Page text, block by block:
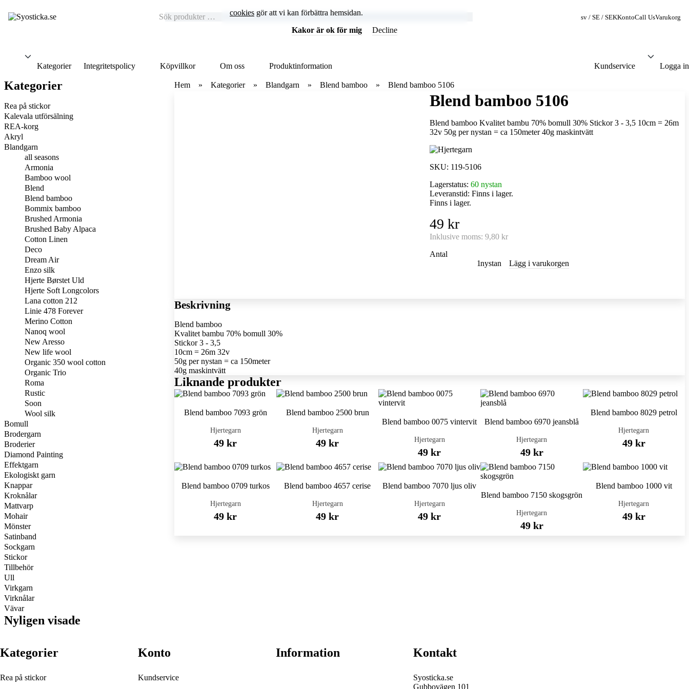
sv / SE / SEKKontoCall UsVarukorg
Kategorier Integritetspolicy Köpvillkor Om oss Produktinformation Kundservice Logga in
Kategorier
Rea på stickor
Kalevala utförsälning
REA-korg
Akryl
Blandgarn
all seasons
Armonia
Bamboo wool
Blend
Blend bamboo
Bommix bamboo
Brushed Armonia
Brushed Baby Alpaca
Cotton Linen
Deco
Dream Air
Enzo silk
Hjerte Børstet Uld
Hjerte Soft Longcolors
Lana cotton 212
Linie 478 Forever
Merino Cotton
Nanoq wool
New Aresso
New life wool
Organic 350 wool cotton
Organic Trio
Roma
Rustic
Soon
Wool silk
Bomull
Brodergarn
Broderier
Diamond Painting
Effektgarn
Ekologiskt garn
Knappar
Kroknålar
Mattvarp
Mohair
Mönster
Satinband
Sockgarn
Stickor
Tillbehör
Ull
Virkgarn
Virknålar
Vävar
Nyligen visade
Hem Kategorier Blandgarn Blend bamboo Blend bamboo 5106
Blend bamboo 5106
Blend bamboo Kvalitet bambu 70% bomull 30% Stickor 3 - 3,5 10cm = 26m
32v 50g per nystan = ca 150meter 40g maskintvätt
SKU: 119-5106
Lagerstatus: 60 nystan
Leveranstid: Finns i lager.
Finns i lager.
49 kr
Inklusive moms: 9,80 kr
Antal
nystan
Lägg i varukorgen
Beskrivning
Blend bamboo
Kvalitet bambu 70% bomull 30%
Stickor 3 - 3,5
10cm = 26m 32v
50g per nystan = ca 150meter
40g maskintvätt
Liknande produkter
Blend bamboo 7093 grön
Hjertegarn
49 kr
Blend bamboo 2500 brun
Hjertegarn
49 kr
Blend bamboo 0075 vintervit
Hjertegarn
49 kr
Blend bamboo 6970 jeansblå
Hjertegarn
49 kr
Blend bamboo 8029 petrol
Hjertegarn
49 kr
Blend bamboo 0709 turkos
Hjertegarn
49 kr
Blend bamboo 4657 cerise
Hjertegarn
49 kr
Blend bamboo 7070 ljus oliv
Hjertegarn
49 kr
Blend bamboo 7150 skogsgrön
Hjertegarn
49 kr
Blend bamboo 1000 vit
Hjertegarn
49 kr
cookies gör att vi kan förbättra hemsidan.
Kakor är ok för mig
Decline
Kategorier
Rea på stickor
Konto
Kundservice
Information Kontakt
Syosticka.se
Gubbovägen 101